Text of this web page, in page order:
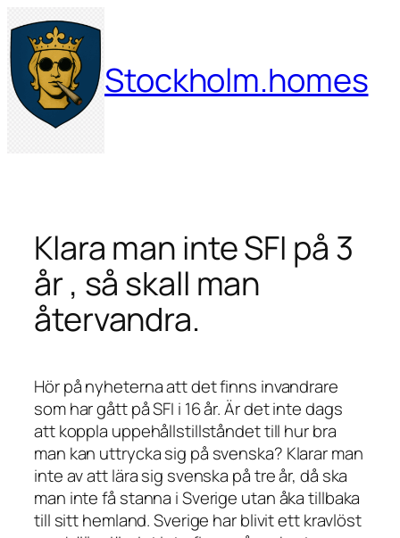
Hoppa
till
innehåll
Stockholm.homes
Klara man inte SFI på 3
år , så skall man
återvandra.
Hör på nyheterna att det finns invandrare
som har gått på SFI i 16 år. Är det inte dags
att koppla uppehållstillståndet till hur bra
man kan uttrycka sig på svenska? Klarar man
inte av att lära sig svenska på tre år, då ska
man inte få stanna i Sverige utan åka tillbaka
till sitt hemland. Sverige har blivit ett kravlöst